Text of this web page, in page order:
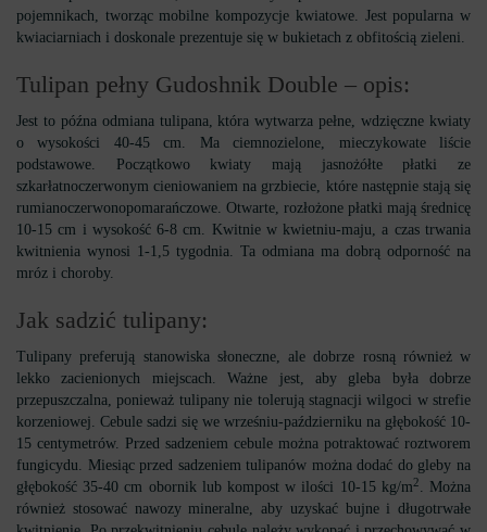
pojemnikach, tworząc mobilne kompozycje kwiatowe. Jest popularna w
kwiaciarniach i doskonale prezentuje się w bukietach z obfitością zieleni.
Tulipan pełny Gudoshnik Double – opis:
Jest to późna odmiana tulipana, która wytwarza pełne, wdzięczne kwiaty
o wysokości 40-45 cm. Ma ciemnozielone, mieczykowate liście
podstawowe. Początkowo kwiaty mają jasnożółte płatki ze
szkarłatnoczerwonym cieniowaniem na grzbiecie, które następnie stają się
rumianoczerwonopomarańczowe. Otwarte, rozłożone płatki mają średnicę
10-15 cm i wysokość 6-8 cm. Kwitnie w kwietniu-maju, a czas trwania
kwitnienia wynosi 1-1,5 tygodnia. Ta odmiana ma dobrą odporność na
mróz i choroby.
Jak sadzić tulipany:
Tulipany preferują stanowiska słoneczne, ale dobrze rosną również w
lekko zacienionych miejscach. Ważne jest, aby gleba była dobrze
przepuszczalna, ponieważ tulipany nie tolerują stagnacji wilgoci w strefie
korzeniowej. Cebule sadzi się we wrześniu-październiku na głębokość 10-
15 centymetrów. Przed sadzeniem cebule można potraktować roztworem
fungicydu. Miesiąc przed sadzeniem tulipanów można dodać do gleby na
głębokość 35-40 cm obornik lub kompost w ilości 10-15 kg/m2. Można
również stosować nawozy mineralne, aby uzyskać bujne i długotrwałe